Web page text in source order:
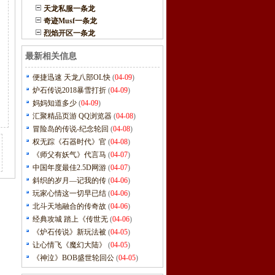
天龙私服一条龙
奇迹Musf一条龙
烈焰开区一条龙
最新相关信息
便捷迅速 天龙八部OL快 (04-09)
炉石传说2018暴雪打折 (04-09)
妈妈知道多少 (04-09)
汇聚精品页游 QQ浏览器 (04-08)
冒险岛的传说-纪念轮回 (04-08)
权无踪《石器时代》官 (04-08)
《师父有妖气》代言马 (04-07)
中国年度最佳2.5D网游 (04-07)
斜织的岁月—记我的传 (04-06)
玩家心情这一切早已结 (04-06)
北斗天地融合的传奇故 (04-06)
经典攻城 踏上《传世无 (04-06)
《炉石传说》新玩法被 (04-05)
让心情飞《魔幻大陆》
(04-05)
《神泣》BOB盛世轮回公 (04-05)